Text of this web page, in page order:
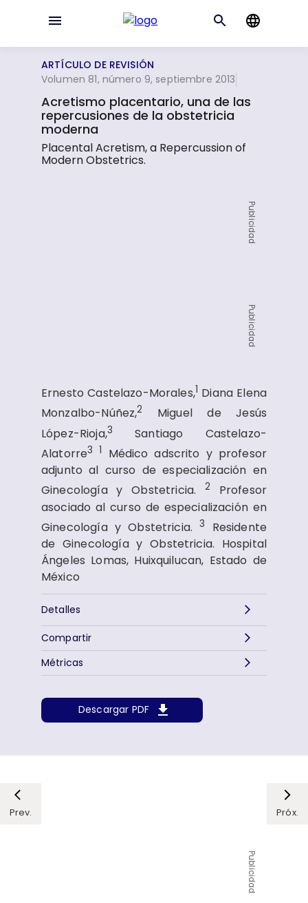
ARTÍCULO DE REVISIÓN
Volumen 81, número 9, septiembre 2013
Acretismo placentario, una de las
repercusiones de la obstetricia
moderna
Placental Acretism, a Repercussion of
Modern Obstetrics.
Publicidad
Publicidad
Ernesto Castelazo-Morales,1 Diana Elena
Monzalbo-Núñez,2
Miguel de Jesús
López-Rioja,3
Santiago Castelazo-
Alatorre3 1 Médico adscrito y profesor
adjunto al curso de especialización en
Ginecología y Obstetricia.
2 Profesor
asociado al curso de especialización en
Ginecología y Obstetricia.3 Residente
de Ginecología y Obstetricia. Hospital
Ángeles Lomas, Huixquilucan, Estado de
México
Detalles
Descargar PDF
Métricas
Compartir
Prev. Próx.
Publicidad